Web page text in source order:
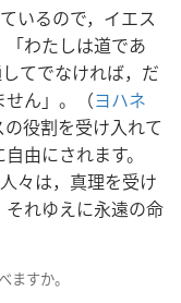
いるので，イエス
わたしは道であ
てでなければ，だ
ん」。（ヨハネ
役割を受け入れて
由にされます。
々は，真理を受け
れゆえに永遠の命
ますか。